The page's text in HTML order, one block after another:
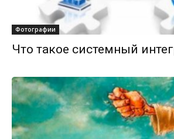
Фотографии
Что такое системный